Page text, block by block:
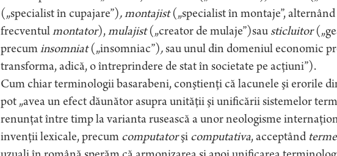
(„specialist în cupajare”), montajist(„specialist în montaje”,
frecventulmontator),mulajist(„creator de mulaje”)sausticluitor
precuminsomniat(„insomniac”),sau unul din domeniul economic
transforma, adică, o întreprindere de stat în societate pe acţiuni”).
Cum chiar terminologii basarabeni, conştienţi că lacunele şi erorile
pot „avea un efect dăunător asupra unităţii şi unificării sistemelor
renunţat între timp la varianta rusească a unor neologisme
invenţii lexicale, precum computatorşicomputativa, acceptând